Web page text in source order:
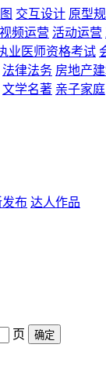
交互设计 原型
频运营 活动运营
业医师资格考试
法律法务 房地产
文学名著 亲子家庭
布 达人作品
页 确定